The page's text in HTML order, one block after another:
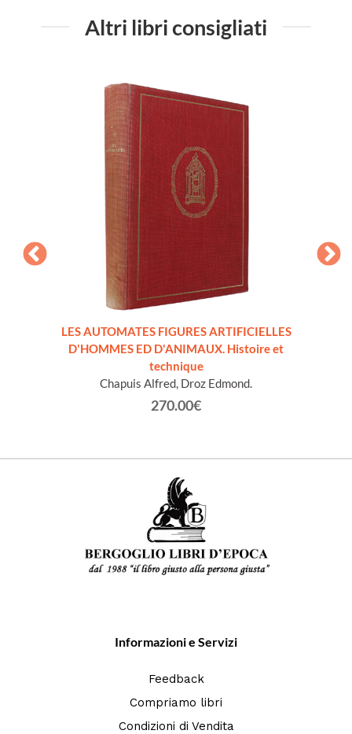
Altri libri consigliati
LES AUTOMATES FIGURES ARTIFICIELLES
D'HOMMES ED D'ANIMAUX. Histoire et
technique
Chapuis Alfred, Droz Edmond.
270.00€
Informazioni e Servizi
Feedback
Compriamo libri
Condizioni di Vendita